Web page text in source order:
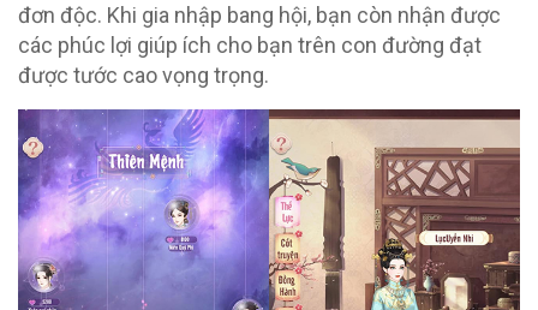
đơn độc. Khi gia nhập bang hội, bạn còn nhận được
các phúc lợi giúp ích cho bạn trên con đường đạt
được tước cao vọng trọng.